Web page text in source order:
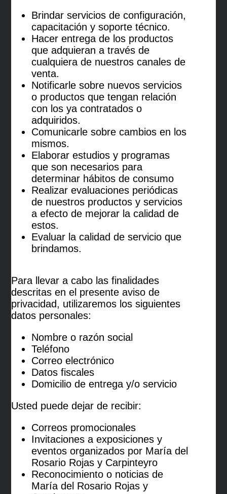
Brindar servicios de configuración,
capacitación y soporte técnico.
Hacer entrega de los productos
que adquieran a través de
cualquiera de nuestros canales de
venta.
Notificarle sobre nuevos servicios
o productos que tengan relación
con los ya contratados o
adquiridos.
Comunicarle sobre cambios en los
mismos.
Elaborar estudios y programas
que son necesarios para
determinar hábitos de consumo
Realizar evaluaciones periódicas
de nuestros productos y servicios
a efecto de mejorar la calidad de
estos.
Evaluar la calidad de servicio que
brindamos.
Para llevar a cabo las finalidades
descritas en el presente aviso de
privacidad, utilizaremos los siguientes
datos personales:
Nombre o razón social
Teléfono
Correo electrónico
Datos fiscales
Domicilio de entrega y/o servicio
Usted puede dejar de recibir:
Correos promocionales
Invitaciones a exposiciones y
eventos organizados por María del
Rosario Rojas y Carpinteyro
Reconocimiento o noticias de
María del Rosario Rojas y